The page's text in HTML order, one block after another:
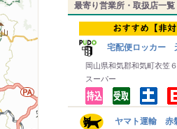
最寄り営業所・取扱店一覧
宅配便ロッカー
岡山県和気郡和気町衣笠
スーパー
ヤマト運輸 赤